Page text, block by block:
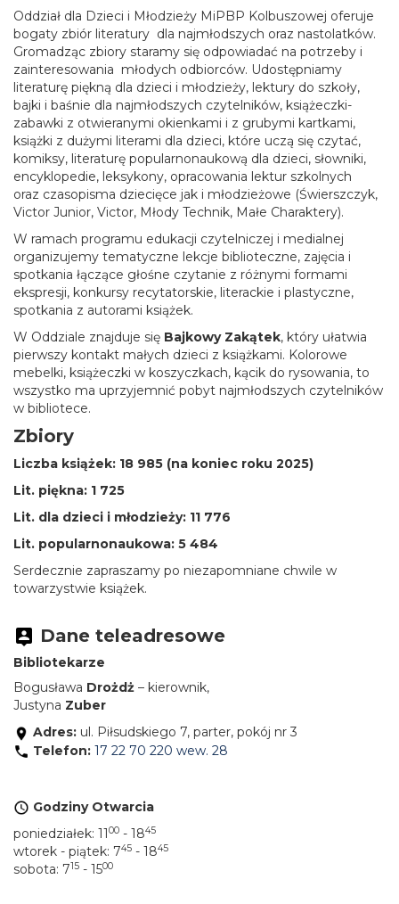
Oddział dla Dzieci i Młodzieży MiPBP Kolbuszowej oferuje
bogaty zbiór literatury dla najmłodszych oraz nastolatków.
Gromadząc zbiory staramy się odpowiadać na potrzeby i
zainteresowania młodych odbiorców. Udostępniamy
literaturę piękną dla dzieci i młodzieży, lektury do szkoły,
bajki i baśnie dla najmłodszych czytelników, książeczki-
zabawki z otwieranymi okienkami i z grubymi kartkami,
książki z dużymi literami dla dzieci, które uczą się czytać,
komiksy, literaturę popularnonaukową dla dzieci, słowniki,
encyklopedie, leksykony, opracowania lektur szkolnych
oraz czasopisma dziecięce jak i młodzieżowe (Świerszczyk,
Victor Junior, Victor, Młody Technik, Małe Charaktery).
W ramach programu edukacji czytelniczej i medialnej
organizujemy tematyczne lekcje biblioteczne, zajęcia i
spotkania łączące głośne czytanie z różnymi formami
ekspresji, konkursy recytatorskie, literackie i plastyczne,
spotkania z autorami książek.
W Oddziale znajduje się Bajkowy Zakątek, który ułatwia
pierwszy kontakt małych dzieci z książkami. Kolorowe
mebelki, książeczki w koszyczkach, kącik do rysowania, to
wszystko ma uprzyjemnić pobyt najmłodszych czytelników
w bibliotece.
Zbiory
Liczba książek: 18 985 (na koniec roku 2025)
Lit. piękna: 1 725
Lit. dla dzieci i młodzieży: 11 776
Lit. popularnonaukowa: 5 484
Serdecznie zapraszamy po niezapomniane chwile w
towarzystwie książek.
Dane teleadresowe
Bibliotekarze
Bogusława Drożdż – kierownik,
Justyna Zuber
Adres: ul. Piłsudskiego 7, parter, pokój nr 3
Telefon: 17 22 70 220 wew. 28
Godziny Otwarcia
poniedziałek: 1100 - 1845
wtorek - piątek: 745 - 1845
sobota: 715 - 1500